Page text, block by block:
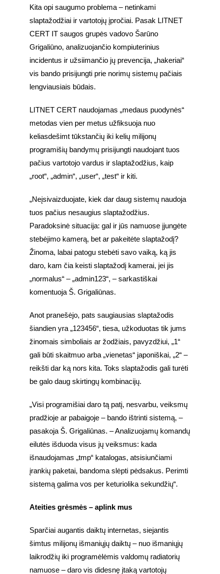
Kita opi saugumo problema – netinkami
slaptažodžiai ir vartotojų įpročiai. Pasak LITNET
CERT IT saugos grupės vadovo Šarūno
Grigaliūno, analizuojančio kompiuterinius
incidentus ir užsiimančio jų prevencija, „hakeriai“
vis bando prisijungti prie norimų sistemų pačiais
lengviausiais būdais.
LITNET CERT naudojamas „medaus puodynės“
metodas vien per metus užfiksuoja nuo
keliasdešimt tūkstančių iki kelių milijonų
programišių bandymų prisijungti naudojant tuos
pačius vartotojo vardus ir slaptažodžius, kaip
„root“, „admin“, „user“, „test“ ir kiti.
„Neįsivaizduojate, kiek dar daug sistemų naudoja
tuos pačius nesaugius slaptažodžius.
Paradoksinė situacija: gal ir jūs namuose įjungėte
stebėjimo kamerą, bet ar pakeitėte slaptažodį?
Žinoma, labai patogu stebėti savo vaiką, ką jis
daro, kam čia keisti slaptažodį kamerai, jei jis
„normalus“ – „admin123“, – sarkastiškai
komentuoja Š. Grigaliūnas.
Anot pranešėjo, pats saugiausias slaptažodis
šiandien yra „123456“, tiesa, užkoduotas tik jums
žinomais simboliais ar žodžiais, pavyzdžiui, „1“
gali būti skaitmuo arba „vienetas“ japoniškai, „2“ –
reikšti dar ką nors kita. Toks slaptažodis gali turėti
be galo daug skirtingų kombinacijų.
„Visi programišiai daro tą patį, nesvarbu, veiksmų
pradžioje ar pabaigoje – bando ištrinti sistemą, –
pasakoja Š. Grigaliūnas. – Analizuojamų komandų
eilutės išduoda visus jų veiksmus: kada
išnaudojamas „tmp“ katalogas, atsisiunčiami
įrankių paketai, bandoma slėpti pėdsakus. Perimti
sistemą galima vos per keturiolika sekundžių“.
Ateities grėsmės – aplink mus
Sparčiai augantis daiktų internetas, siejantis
šimtus milijonų išmaniųjų daiktų – nuo išmaniųjų
laikrodžių iki programėlėmis valdomų radiatorių
namuose – daro vis didesnę įtaką vartotojų